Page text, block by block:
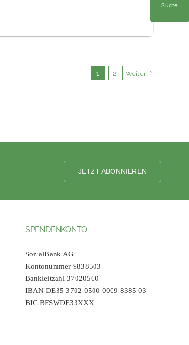
Suche
1 2 Weiter
JETZT ABONNIEREN
SPENDENKONTO
SozialBank AG
Kontonummer 9838503
Bankleitzahl 37020500
IBAN DE35 3702 0500 0009 8385 03
BIC BFSWDE33XXX